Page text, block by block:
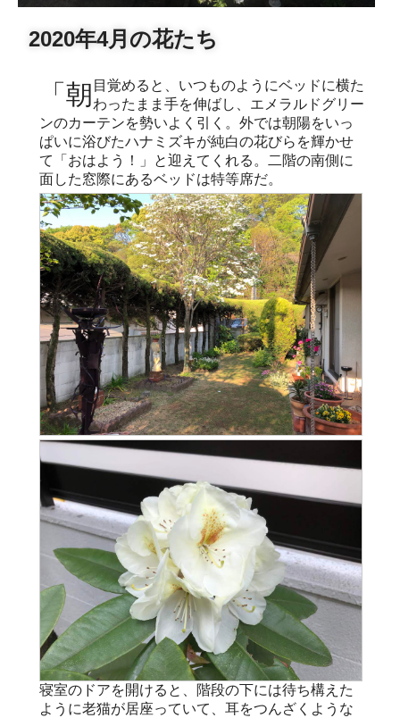
2020年4月の花たち
「朝目覚めると、いつものようにベッドに横たわったまま手を伸ばし、エメラルドグリー
ンのカーテンを勢いよく引く。外では朝陽をいっ
ぱいに浴びたハナミズキが純白の花びらを輝かせ
て「おはよう！」と迎えてくれる。二階の南側に
面した窓際にあるベッドは特等席だ。
寝室のドアを開けると、階段の下には待ち構えた
ように老猫が居座っていて、耳をつんざくような